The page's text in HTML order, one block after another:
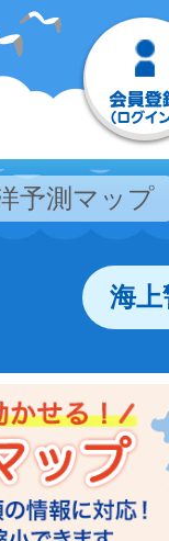
予測マップ
海